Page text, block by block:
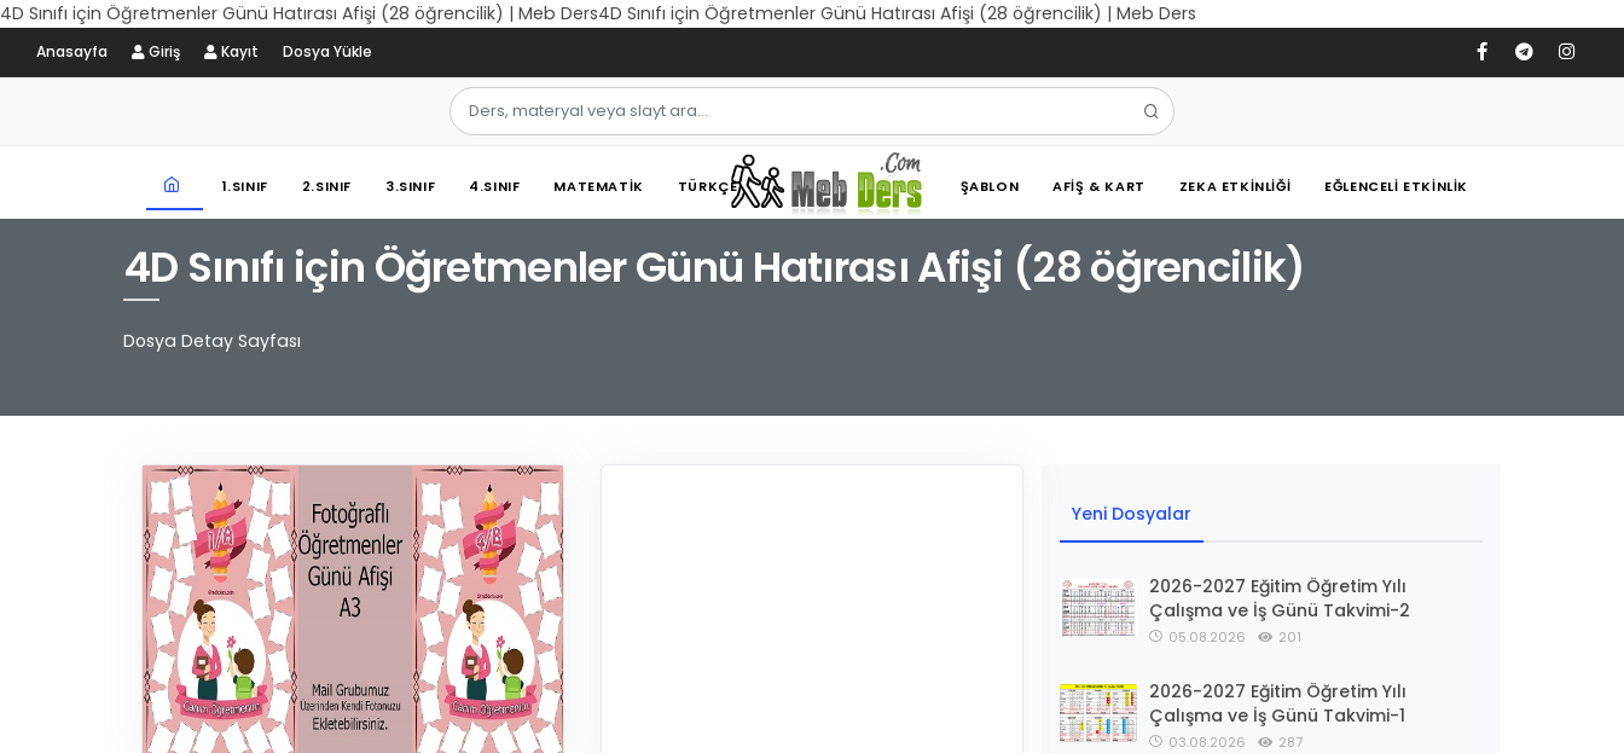
4D Sınıfı için Öğretmenler Günü Hatırası Afişi (28 öğrencilik) | Meb Ders4D Sınıfı için Öğretmenler Günü Hatırası Afişi (28 öğrencilik) | Meb Ders
Anasayfa Giriş Kayıt Dosya Yükle
1.SINIF 2.SINIF 3.SINIF 4.SINIF MATEMATIK TÜRKÇE ŞABLON AFIŞ & KART ZEKA ETKINLIĞI EĞLENCELI ETKINLIK
4D Sınıfı için Öğretmenler Günü Hatırası Afişi (28 öğrencilik)
Dosya Detay Sayfası
Yeni Dosyalar
2026-2027 Eğitim Öğretim Yılı
Çalışma ve İş Günü Takvimi-2
05.08.2026 201
2026-2027 Eğitim Öğretim Yılı
Çalışma ve İş Günü Takvimi-1
03.08.2026 287